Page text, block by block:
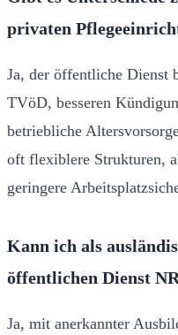
privaten
Ja, der öffentliche Dienst
TVöD, besseren
betriebliche
oft flexiblere Strukturen,
geringere
Kann ich als
öffentlichen Dienst
Ja, mit anerkannter